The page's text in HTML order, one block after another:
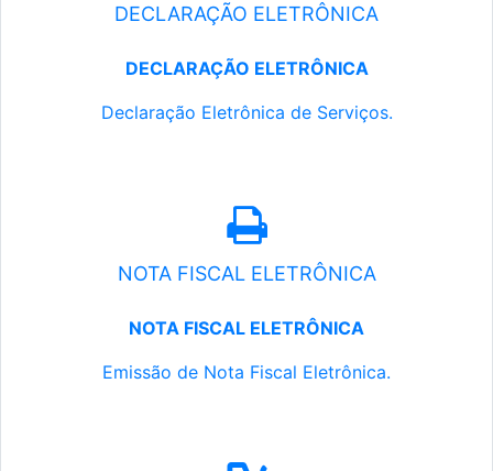
DECLARAÇÃO ELETRÔNICA
DECLARAÇÃO ELETRÔNICA
Declaração Eletrônica de Serviços.
NOTA FISCAL ELETRÔNICA
NOTA FISCAL ELETRÔNICA
Emissão de Nota Fiscal Eletrônica.